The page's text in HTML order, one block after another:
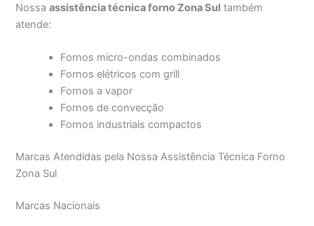
Nossaassistência técnica forno Zona Sul também
atende:
Fornos micro-ondas combinados
Fornos elétricos com grill
Fornos a vapor
Fornos de convecção
Fornos industriais compactos
Marcas Atendidas pela Nossa Assistência Técnica Forno
Zona Sul
Marcas Nacionais